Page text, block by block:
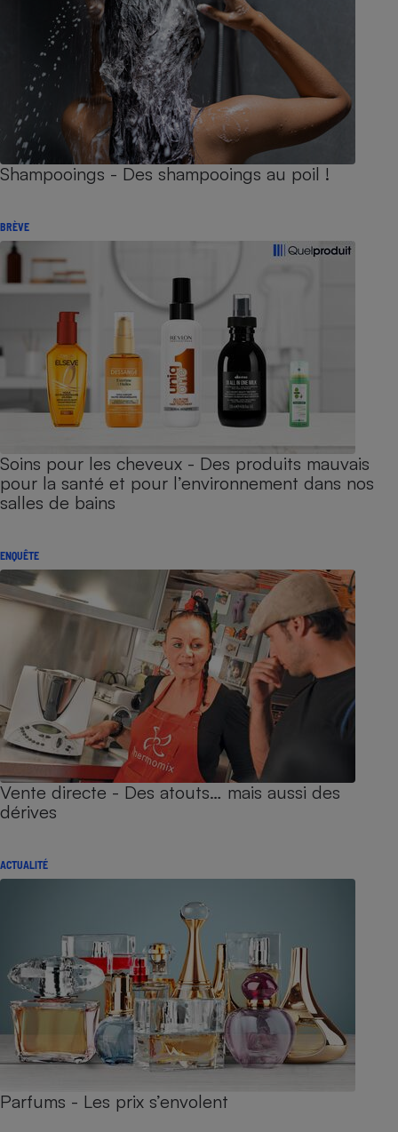
Shampooings - Des shampooings au poil !
BRÈVE
Soins pour les cheveux - Des produits mauvais
pour la santé et pour l’environnement dans nos
salles de bains
ENQUÊTE
Vente directe - Des atouts… mais aussi des
dérives
ACTUALITÉ
Parfums - Les prix s’envolent